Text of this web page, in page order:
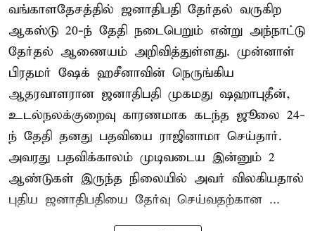
வங்காளதேசத்தில் ஜனாதிபதி தேர்தல் வருகிற
ஆகஸ்டு 20-ந் தேதி நடைபெறும் என்று அந்நாட்டு
தேர்தல் ஆணையம் அறிவித்துள்ளது. முன்னாள்
பிரதமர் ஷேக் ஹசீனாவின் நெருங்கிய
ஆதரவாளரான ஜனாதிபதி முகமது ஷஹாபுதீன்,
உடல்நலக்குறைவு காரணமாக கடந்த ஜூலை 24-
ந் தேதி தனது பதவியை ராஜினாமா செய்தார்.
அவரது பதவிக்காலம் முடிவடைய இன்னும் 2
ஆண்டுகள் இருந்த நிலையில் அவர் விலகியதால்
புதிய ஜனாதிபதியை தேர்வு செய்வதற்கான ...